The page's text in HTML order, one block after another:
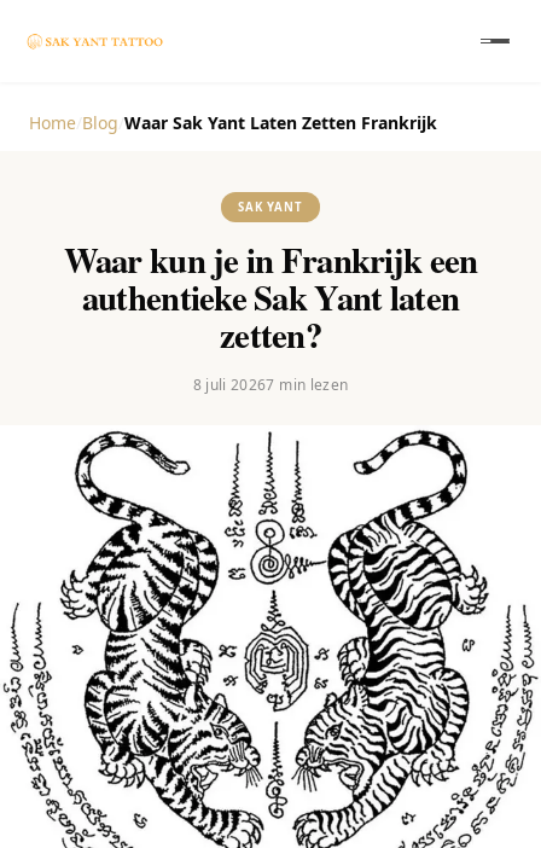
Home Blog Waar Sak Yant Laten Zetten Frankrijk
SAK YANT
Waar kun je in Frankrijk een
authentieke Sak Yant laten
zetten?
8 juli 20267 min lezen